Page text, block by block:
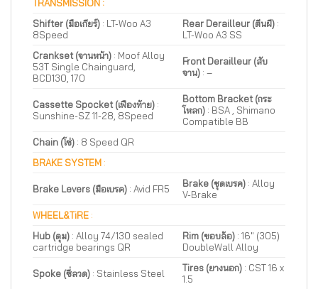
TRANSMISSION :
Shifter (มือเกียร์) : LT-Woo A3
8Speed
Rear Derailleur (ตีนผี) :
LT-Woo A3 SS
Crankset (จานหน้า) : Moof Alloy
53T Single Chainguard,
BCD130, 170
Front Derailleur (สับ
จาน) :–
Cassette Spocket (เฟืองท้าย) :
Sunshine-SZ 11-28, 8Speed
Bottom Bracket (กระ
โหลก) : BSA , Shimano
Compatible BB
Chain (โซ่) : 8 Speed QR
BRAKE SYSTEM :
Brake Levers (มือเบรค) : Avid FR5 Brake (ชุดเบรค) : Alloy
V-Brake
WHEEL&TiRE :
Hub (ดุม) : Alloy 74/130 sealed
cartridge bearings QR
Rim (ขอบล้อ) : 16″ (305)
DoubleWall Alloy
Spoke (ซี่ลวด) : Stainless Steel Tires (ยางนอก) : CST 16 x
1.5